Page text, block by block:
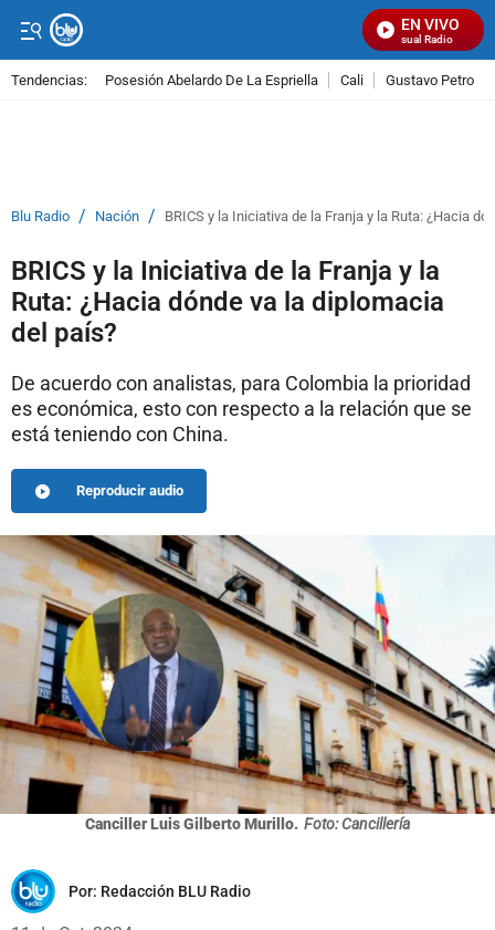
EN VIVO
Señal Visual Radio
Tendencias: Posesión Abelardo De La Espriella Cali Gustavo Petro
Blu Radio / Nación / BRICS y la Iniciativa de la Franja y la Ruta: ¿Hacia
BRICS y la Iniciativa de la Franja y la
Ruta: ¿Hacia dónde va la diplomacia
del país?
De acuerdo con analistas, para Colombia la prioridad
es económica, esto con respecto a la relación que se
está teniendo con China.
Reproducir audio
Canciller Luis Gilberto Murillo. Foto: Cancillería
Por: Redacción BLU Radio